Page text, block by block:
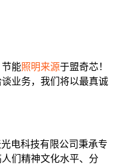
能照明来源于盟奇芯！
业务，我们将以最真诚
电科技有限公司秉承专
们精神文化水平、分